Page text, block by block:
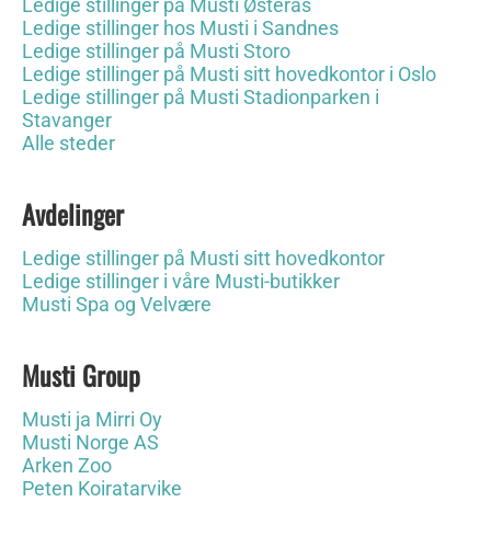
Ledige stillinger på Musti Østerås
Ledige stillinger hos Musti i Sandnes
Ledige stillinger på Musti Storo
Ledige stillinger på Musti sitt hovedkontor i Oslo
Ledige stillinger på Musti Stadionparken i
Stavanger
Alle steder
Avdelinger
Ledige stillinger på Musti sitt hovedkontor
Ledige stillinger i våre Musti-butikker
Musti Spa og Velvære
Musti Group
Musti ja Mirri Oy
Musti Norge AS
Arken Zoo
Peten Koiratarvike